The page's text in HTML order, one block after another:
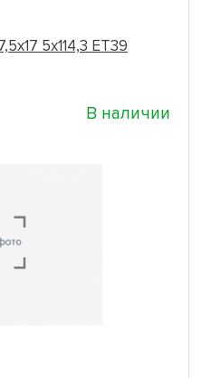
5x114,3 ET39
В наличии